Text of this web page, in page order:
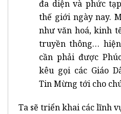
đa diện và phức
thế giới ngày nay.
như văn hoá, kinh
truyền thông…
cần phải được
kêu gọi các Giáo
Tin Mừng tới cho
Ta sẽ triển khai các lĩnh